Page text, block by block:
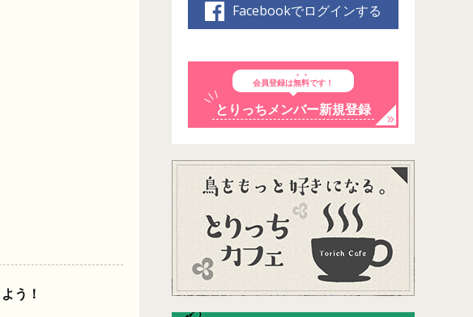
う！
Facebookでログインする
会員登録は無料です！
とりっちメンバー新規登録